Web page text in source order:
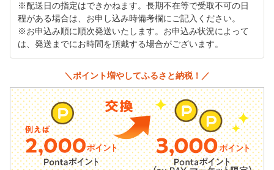
※配送日の指定はできかねます。長期不在等で受取不可の日
程がある場合は、お申し込み時備考欄にご記入ください。
※お申込み順に順次発送いたします。お申込み状況によって
は、発送までにお時間を頂戴する場合がございます。
＼ポイント増やしてふるさと納税！／